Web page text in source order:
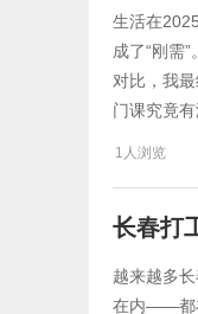
生活在
成了“刚需
对比，我
门课究竟
1人浏览
长春打
越来越多
在内——都